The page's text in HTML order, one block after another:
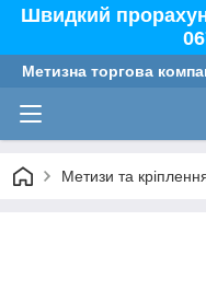
Швидкий
Метизна торгова
Метизи та